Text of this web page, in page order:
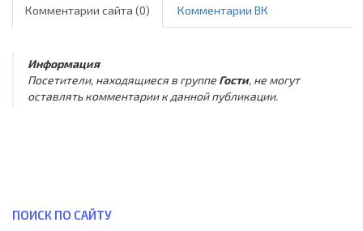
Комментарии сайта (0) Комментарии ВК
Информация
Посетители, находящиеся в группе Гости, не могут
оставлять комментарии к данной публикации.
ПОИСК ПО САЙТУ